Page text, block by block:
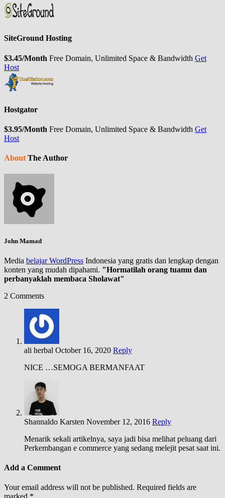
SiteGround Hosting
$3.45/Month Free Domain, Unlimited Space & Bandwidth Get
Host
Hostgator
$3.95/Month Free Domain, Unlimited Space & Bandwidth Get
Host
About The Author
John Mamad
Media belajar WordPress Indonesia yang gratis dan lengkap dengan
konten yang mudah dipahami. "Hormatilah orang tuamu dan
perbanyaklah membaca Sholawat"
2 Comments
ali herbal October 16, 2020 Reply
NICE …SEMOGA BERMANFAAT
Shannaldo Karsten November 12, 2016 Reply
Menarik sekali artikelnya, saya jadi bisa melihat peluang dari
Perkembangan e commerce yang sedang melejit pesat saat ini.
Add a Comment
Your email address will not be published. Required fields are